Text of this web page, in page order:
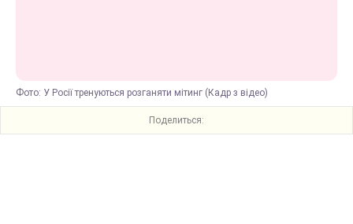
Фото: У Росії тренуються розганяти мітинг (Кадр з відео)
Поделиться: